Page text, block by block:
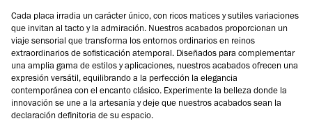
Cada placa irradia un carácter único, con ricos matices y sutiles variaciones
que invitan al tacto y la admiración. Nuestros acabados proporcionan un
viaje sensorial que transforma los entornos ordinarios en reinos
extraordinarios de sofisticación atemporal. Diseñados para complementar
una amplia gama de estilos y aplicaciones, nuestros acabados ofrecen una
expresión versátil, equilibrando a la perfección la elegancia
contemporánea con el encanto clásico. Experimente la belleza donde la
innovación se une a la artesanía y deje que nuestros acabados sean la
declaración definitoria de su espacio.